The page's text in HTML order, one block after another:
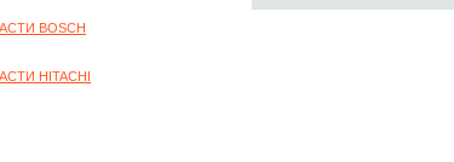
BOSCH
HITACHI